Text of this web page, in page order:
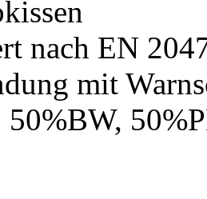
nach EN
mit
50%BW,